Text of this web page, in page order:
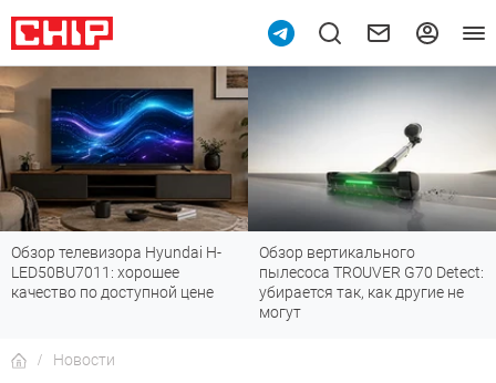
Обзор телевизора Hyundai H-
LED50BU7011: хорошее
качество по доступной цене
Обзор вертикального
пылесоса TROUVER G70 Detect:
убирается так, как другие не
могут
Новости